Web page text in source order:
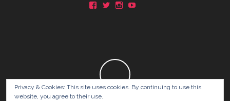
Facebook
Twitter
Instagram
Privacy & Cookies: This site uses cookies. By continuing to use this
website, you agree to their use.